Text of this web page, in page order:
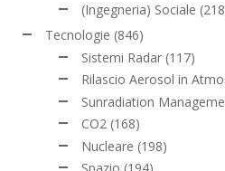
(Ingegneria) Sociale
Tecnologie (846)
Sistemi Radar (117)
Rilascio Aerosol in
Sunradiation
CO2 (168)
Nucleare (198)